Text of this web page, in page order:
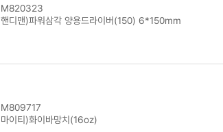
M820323
핸디맨)파워삼각 양용드라이버(150) 6*150mm
M809717
마이티)화이바망치(16oz)